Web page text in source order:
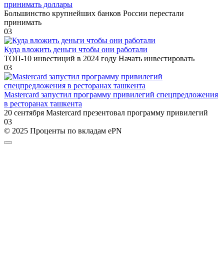
принимать доллары
Большинство крупнейших банков России перестали
принимать
03
Куда вложить деньги чтобы они работали
ТОП-10 инвестиций в 2024 году Начать инвестировать
03
Mastercard запустил программу привилегий спецпредложения
в ресторанах ташкента
20 сентября Mastercard презентовал программу привилегий
03
© 2025 Проценты по вкладам ePN